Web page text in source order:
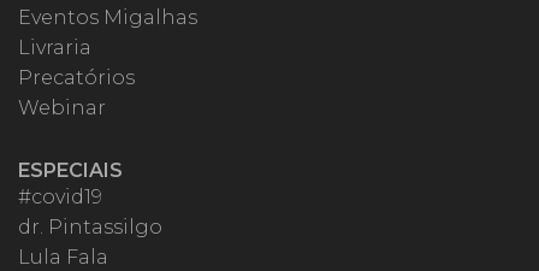
Eventos Migalhas
Livraria
Precatórios
Webinar
ESPECIAIS
#covid19
dr. Pintassilgo
Lula Fala